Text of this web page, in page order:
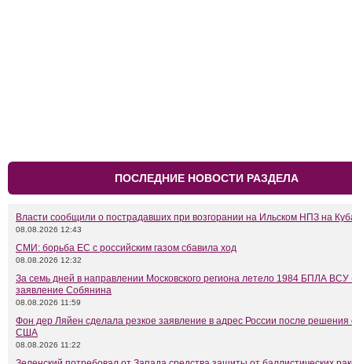
ПОСЛЕДНИЕ НОВОСТИ РАЗДЕЛА
Власти сообщили о пострадавших при возгорании на Ильском НПЗ на
08.08.2026 12:43
СМИ: борьба ЕС с российским газом сбавила ход
08.08.2026 12:32
За семь дней в направлении Московского региона летело 1984 БПЛА ВСУ
заявление Собянина
08.08.2026 11:59
Фон дер Ляйен сделала резкое заявление в адрес России после решения
США
08.08.2026 11:22